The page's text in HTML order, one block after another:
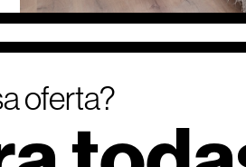
oferta?